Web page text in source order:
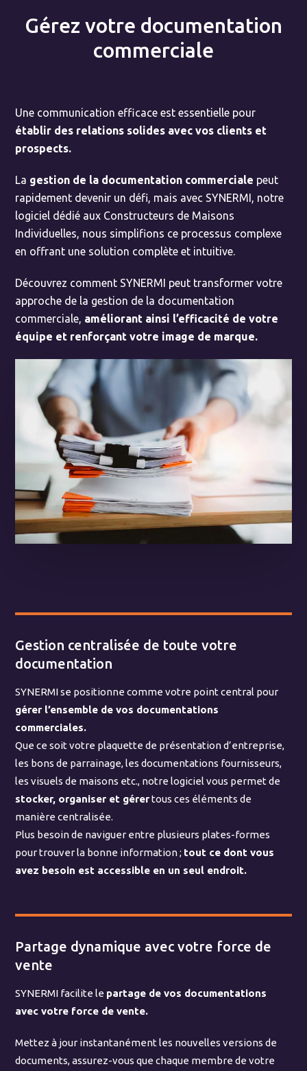
Gérez votre documentation
commerciale
Une communication efficace est essentielle pour
établir des relations solides avec vos clients et
prospects.
La gestion de la documentation commerciale peut
rapidement devenir un défi, mais avec SYNERMI, notre
logiciel dédié aux Constructeurs de Maisons
Individuelles, nous simplifions ce processus complexe
en offrant une solution complète et intuitive.
Découvrez comment SYNERMI peut transformer votre
approche de la gestion de la documentation
commerciale, améliorant ainsi l’efficacité de votre
équipe et renforçant votre image de marque.
Gestion centralisée de toute votre
documentation
SYNERMI se positionne comme votre point central pour
gérer l’ensemble de vos documentations
commerciales.
Que ce soit votre plaquette de présentation d’entreprise,
les bons de parrainage, les documentations fournisseurs,
les visuels de maisons etc., notre logiciel vous permet de
stocker, organiser et gérertous ces éléments de
manière centralisée.
Plus besoin de naviguer entre plusieurs plates-formes
pour trouver la bonne information ; tout ce dont vous
avez besoin est accessible en un seul endroit.
Partage dynamique avec votre force de
vente
SYNERMI facilite le partage de vos documentations
avec votre force de vente.
Mettez à jour instantanément les nouvelles versions de
documents, assurez-vous que chaque membre de votre